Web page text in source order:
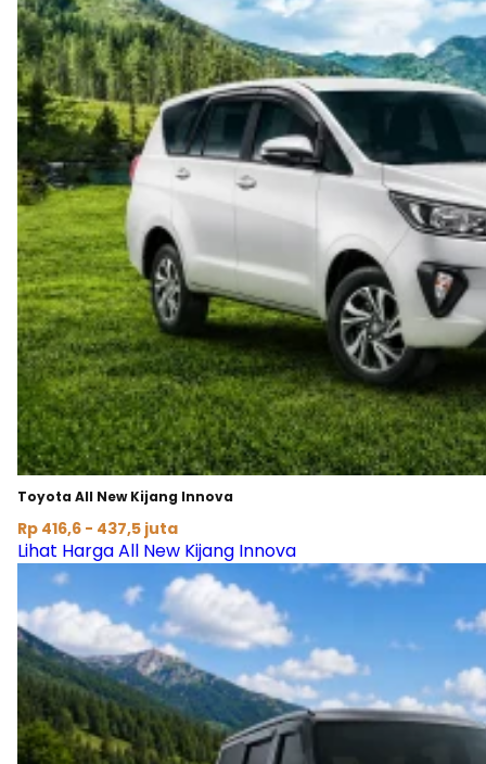
Toyota All New Kijang Innova
Rp 416,6 - 437,5 juta
Lihat Harga All New Kijang Innova